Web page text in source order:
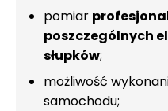
pomiar
poszczególnych
słupków;
możliwość
samochodu;